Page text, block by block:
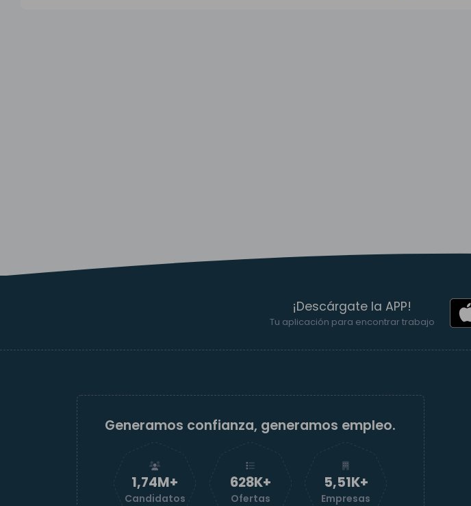
¡Descárgate la APP!
Tu aplicación para encontrar trabajo
Generamos confianza, generamos empleo.
1,74M+
Candidatos
629K+
Ofertas
5,52K+
Empresas